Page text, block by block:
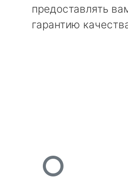
предоставлять
гарантию